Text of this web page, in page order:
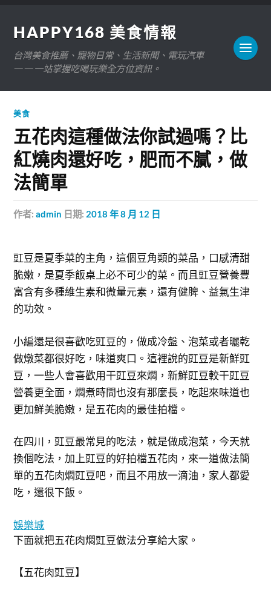
HAPPY168 美食情報
台灣美食推薦、寵物日常、生活新聞、電玩汽車
——一站掌握吃喝玩樂全方位資訊。
美食
五花肉這種做法你試過嗎？比
紅燒肉還好吃，肥而不膩，做
法簡單
作者:admin 日期: 2018 年 8 月 12 日
豇豆是夏季菜的主角，這個豆角類的菜品，口感清甜
脆嫩，是夏季飯桌上必不可少的菜。而且豇豆營養豐
富含有多種維生素和微量元素，還有健脾、益氣生津
的功效。
小編還是很喜歡吃豇豆的，做成冷盤、泡菜或者曬乾
做燉菜都很好吃，味道爽口。這裡說的豇豆是新鮮豇
豆，一些人會喜歡用干豇豆來燜，新鮮豇豆較干豇豆
營養更全面，燜煮時間也沒有那麼長，吃起來味道也
更加鮮美脆嫩，是五花肉的最佳拍檔。
在四川，豇豆最常見的吃法，就是做成泡菜，今天就
換個吃法，加上豇豆的好拍檔五花肉，來一道做法簡
單的五花肉燜豇豆吧，而且不用放一滴油，家人都愛
吃，還很下飯。
娛樂城
下面就把五花肉燜豇豆做法分享給大家。
【五花肉豇豆】